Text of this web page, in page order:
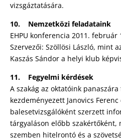
vizsgáztatására.
10. Nemzetközi feladataink
EHPU konferencia 2011. február
Szervezői: Szöllösi László, mint
Kaszás Sándor a helyi klub
11. Fegyelmi kérdések
A szakág az oktatóink
kezdeményezett Janovics
balesetvizsgálóként szerzett
tárgyaláson előbb szakértőként,
szemben hitelrontó és a